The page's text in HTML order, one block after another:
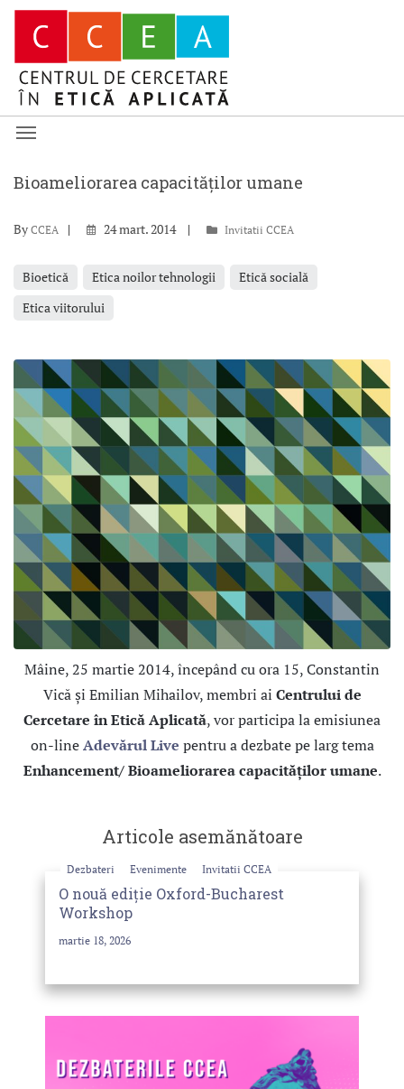
Bioameliorarea capacităților umane
By CCEA 24 mart. 2014 Invitatii CCEA
Bioetică Etica noilor tehnologii
Etică socială
Etica viitorului
Mâine, 25 martie 2014, începând cu ora 15, Constantin
Vică și Emilian Mihailov, membri ai Centrului de
Cercetare în Etică Aplicată, vor participa la emisiunea
on-lineAdevărul Live pentru a dezbate pe larg tema
Enhancement/ Bioameliorarea capacităților umane.
Articole asemănătoare
Dezbateri Evenimente Invitatii CCEA
O nouă ediție Oxford-Bucharest
Workshop
martie 18, 2026